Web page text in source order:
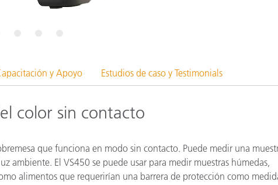
de Cosméticos
y Apoyo Estudios de caso y Testimonials
color sin contacto
que funciona en modo sin contacto. Puede medir una
ambiente. El VS450 se puede usar para medir muestras húmedas,
alimentos que requerirían una barrera de protección como